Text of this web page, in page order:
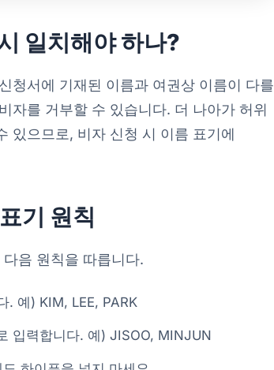
일치해야 하나?
청서에 기재된 이름과 여권상 이름이 다를
자를 거부할 수 있습니다. 더 나아가 허위
있으므로, 비자 신청 시 이름 표기에
기 원칙
음 원칙을 따릅니다.
. 예) KIM, LEE, PARK
입력합니다. 예) JISOO, MINJUN